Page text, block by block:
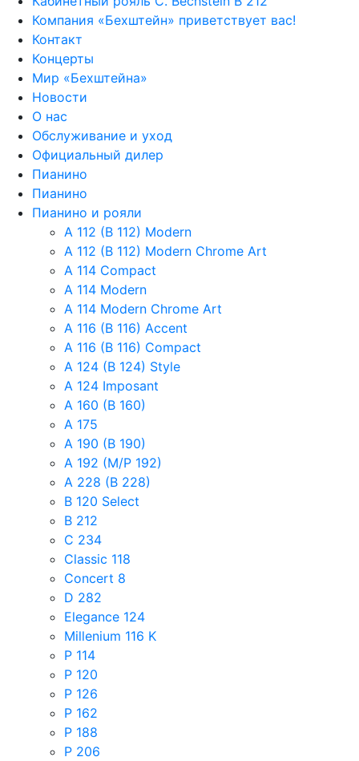
Компания «Бехштейн» приветствует вас!
Контакт
Концерты
Мир «Бехштейна»
Новости
О нас
Обслуживание и уход
Официальный дилер
Пианино
Пианино
Пианино и рояли
A 112 (B 112) Modern
A 112 (B 112) Modern Chrome Art
A 114 Compact
A 114 Modern
A 114 Modern Chrome Art
A 116 (B 116) Accent
A 116 (B 116) Compact
A 124 (B 124) Style
A 124 Imposant
A 160 (B 160)
A 175
A 190 (B 190)
A 192 (M/P 192)
A 228 (B 228)
B 120 Select
B 212
C 234
Classic 118
Concert 8
D 282
Elegance 124
Millenium 116 K
P 114
P 120
P 126
P 162
P 188
P 206